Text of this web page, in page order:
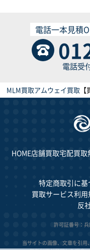
電話受
電話一本見積
MLM買取アムウェイ買取
HOME店舗買取宅配買取
特定商取引に
買取サービス利用
反
許可証番号：
当サイトの画像、文章を引用